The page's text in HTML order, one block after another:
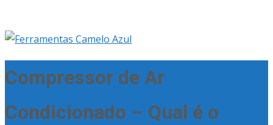
Compressor de Ar
Condicionado – Qual é o